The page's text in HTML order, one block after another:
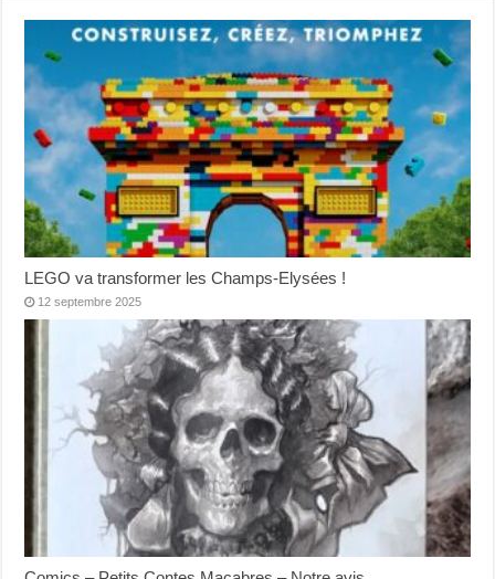
LEGO va transformer les Champs-Elysées !
12 septembre 2025